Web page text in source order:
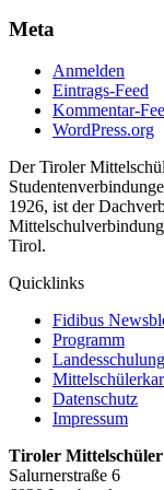
Meta
Anmelden
Eintrags-Feed
Kommentar-
WordPress.org
Der Tiroler
1926, ist der
Tirol.
Quicklinks
Fidibus
Programm
Mittelschüler
Datenschutz
Impressum
Tiroler
Salurnerstraße 6